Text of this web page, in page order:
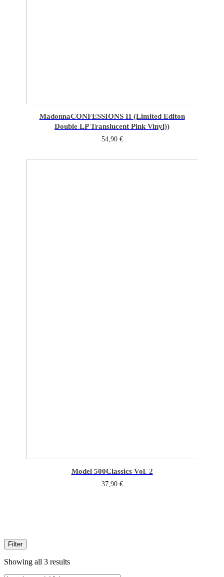
MadonnaCONFESSIONS II (Limited Editon
Double LP Translucent Pink Vinyl))
54,90 €
Model 500Classics Vol. 2
37,90 €
Filter
Showing all 3 results